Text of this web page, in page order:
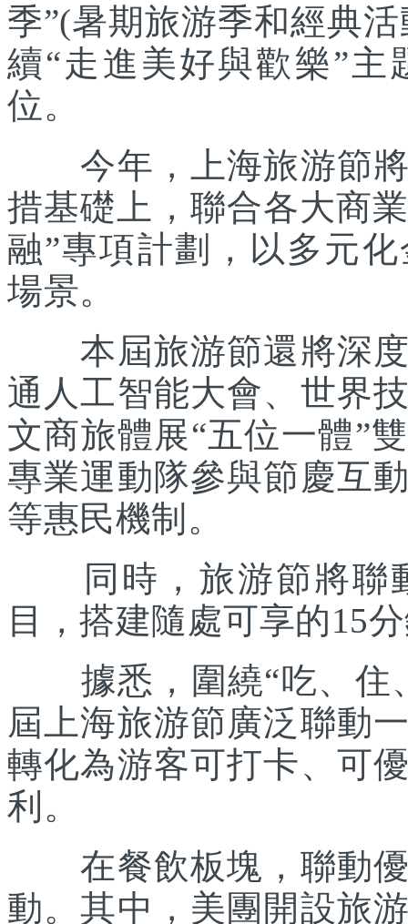
季”(暑期旅游季和經典
續“走進美好與歡樂”主
位。
今年，上海旅游節將
措基礎上，聯合各大商
融”專項計劃，以多元
場景。
本屆旅游節還將深度
通人工智能大會、世界
文商旅體展“五位一體”
專業運動隊參與節慶互
等惠民機制。
同時，旅游節將聯
目，搭建隨處可享的15
據悉，圍繞“吃、住
屆上海旅游節廣泛聯動
轉化為游客可打卡、可
利。
在餐飲板塊，聯動優
動。其中，美團開設旅